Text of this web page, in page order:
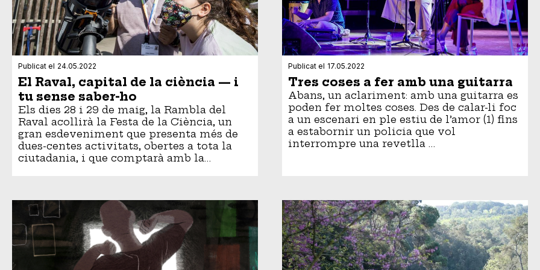
Publicat el 24.05.2022
El Raval, capital de la ciència — i
tu sense saber-ho
Els dies 28 i 29 de maig, la Rambla del
Raval acollirà la Festa de la Ciència, un
gran esdeveniment que presenta més de
dues-centes activitats, obertes a tota la
ciutadania, i que comptarà amb la…
Publicat el 17.05.2022
Tres coses a fer amb una guitarra
Abans, un aclariment: amb una guitarra es
poden fer moltes coses. Des de calar-li foc
a un escenari en ple estiu de l’amor (1) fins
a estabornir un policia que vol
interrompre una revetlla …